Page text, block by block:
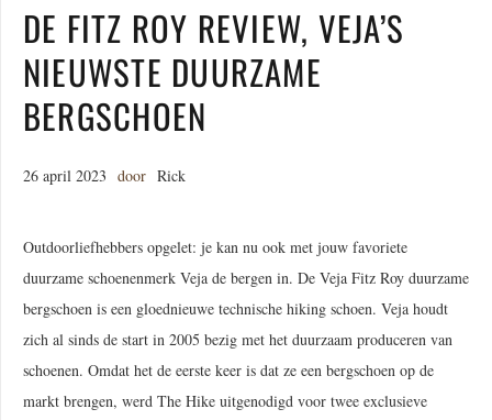
DE FITZ ROY REVIEW, VEJA’S
NIEUWSTE DUURZAME
BERGSCHOEN
26 april 2023 door Rick
Outdoorliefhebbers opgelet: je kan nu ook met jouw favoriete
duurzame schoenenmerk Veja de bergen in. De Veja Fitz Roy duurzame
bergschoen is een gloednieuwe technische hiking schoen. Veja houdt
zich al sinds de start in 2005 bezig met het duurzaam produceren van
schoenen. Omdat het de eerste keer is dat ze een bergschoen op de
markt brengen, werd The Hike uitgenodigd voor twee exclusieve